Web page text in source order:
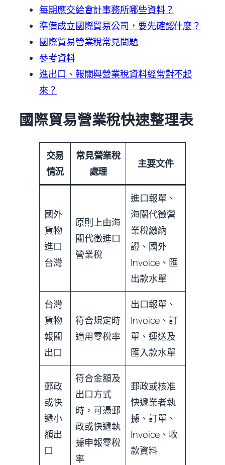
每期應交給會計事務所哪些資料？
準備成立國際貿易公司，要先確認什麼？
國際貿易營業稅常見問題
參考資料
進出口、報關與營業稅資料經常對不起
來？
國際貿易營業稅快速整理表
交易
情況
常見營業稅
處理
主要文件
國外
貨物
進口
台灣
原則上由海
關代徵進口
營業稅
進口報單、
海關代徵營
業稅繳納
證、國外
Invoice、匯
出款水單
台灣
貨物
報關
出口
符合規定時
適用零稅率
出口報單、
Invoice、訂
單、運送及
匯入款水單
郵政
或快
遞小
額出
口
符合金額及
出口方式
時，可憑郵
政或快遞執
據申報零稅
率
郵政或核准
快遞業者執
據、訂單、
Invoice、收
款資料